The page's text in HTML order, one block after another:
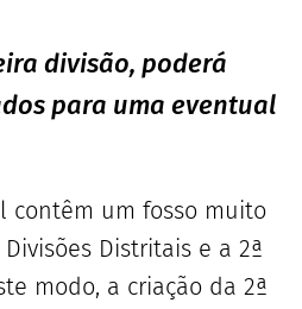
divisão, poderá
para uma eventual
contêm um fosso muito
Distritais e a 2ª
modo, a criação da 2ª